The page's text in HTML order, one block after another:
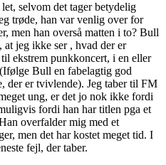
selvom det tager betydelig
trøde, han var venlig over for
men han overså matten i to? Bull
jeg ikke ser , hvad der er
ekstrem punkkoncert, i en eller
Bull en fabelagtig god
der er tvivlende). Jeg taber til FM
ung, er det jo nok ikke fordi
fordi han har titlen pga et
overfalder mig med et
men det har kostet meget tid. I
fejl, der taber.